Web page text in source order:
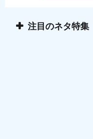
注目のネタ特集